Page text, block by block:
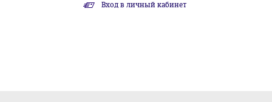
Вход в личный кабинет